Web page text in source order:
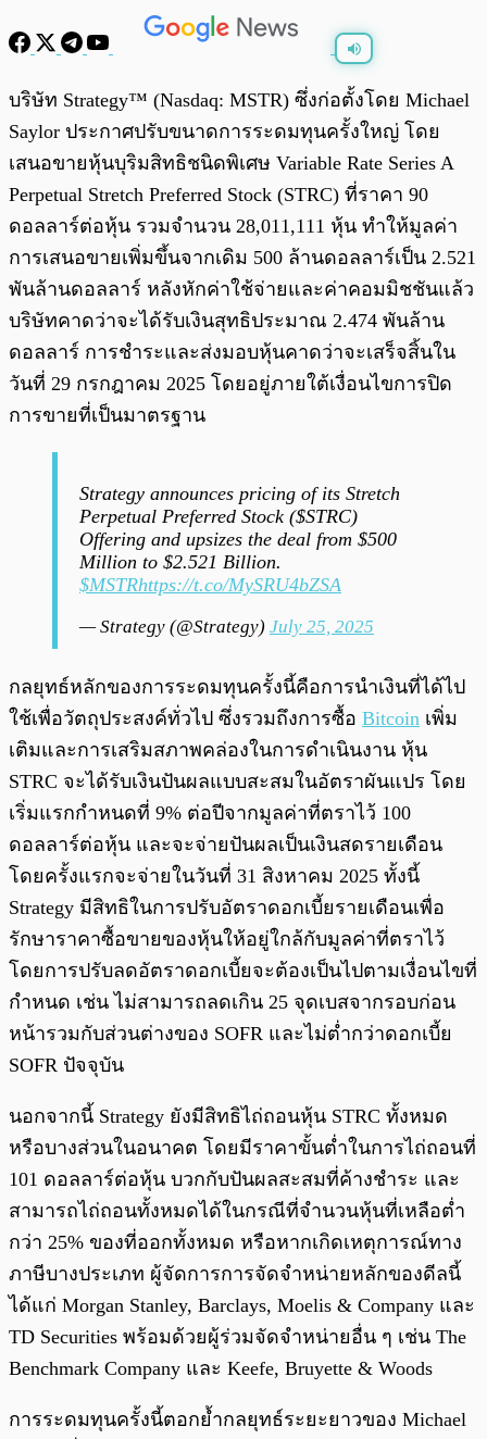
0:00
บริษัท Strategy™ (Nasdaq: MSTR) ซึ่งก่อตั้งโดย Michael
Saylor ประกาศปรับขนาดการระดมทุนครั้งใหญ่ โดย
เสนอขายหุ้นบุริมสิทธิชนิดพิเศษ Variable Rate Series A
Perpetual Stretch Preferred Stock (STRC) ที่ราคา 90
ดอลลาร์ต่อหุ้น รวมจำนวน 28,011,111 หุ้น ทำให้มูลค่า
การเสนอขายเพิ่มขึ้นจากเดิม 500 ล้านดอลลาร์เป็น 2.521
พันล้านดอลลาร์ หลังหักค่าใช้จ่ายและค่าคอมมิชชันแล้ว
บริษัทคาดว่าจะได้รับเงินสุทธิประมาณ 2.474 พันล้าน
ดอลลาร์ การชำระและส่งมอบหุ้นคาดว่าจะเสร็จสิ้นใน
วันที่ 29 กรกฎาคม 2025 โดยอยู่ภายใต้เงื่อนไขการปิด
การขายที่เป็นมาตรฐาน
Strategy announces pricing of its Stretch
Perpetual Preferred Stock ($STRC)
Offering and upsizes the deal from $500
Million to $2.521 Billion.
$MSTRhttps://t.co/MySRU4bZSA
— Strategy (@Strategy) July 25, 2025
กลยุทธ์หลักของการระดมทุนครั้งนี้คือการนำเงินที่ได้ไป
ใช้เพื่อวัตถุประสงค์ทั่วไป ซึ่งรวมถึงการซื้อ Bitcoin เพิ่ม
เติมและการเสริมสภาพคล่องในการดำเนินงาน หุ้น
STRC จะได้รับเงินปันผลแบบสะสมในอัตราผันแปร โดย
เริ่มแรกกำหนดที่ 9% ต่อปีจากมูลค่าที่ตราไว้ 100
ดอลลาร์ต่อหุ้น และจะจ่ายปันผลเป็นเงินสดรายเดือน
โดยครั้งแรกจะจ่ายในวันที่ 31 สิงหาคม 2025 ทั้งนี้
Strategy มีสิทธิในการปรับอัตราดอกเบี้ยรายเดือนเพื่อ
รักษาราคาซื้อขายของหุ้นให้อยู่ใกล้กับมูลค่าที่ตราไว้
โดยการปรับลดอัตราดอกเบี้ยจะต้องเป็นไปตามเงื่อนไขที่
กำหนด เช่น ไม่สามารถลดเกิน 25 จุดเบสจากรอบก่อน
หน้ารวมกับส่วนต่างของ SOFR และไม่ต่ำกว่าดอกเบี้ย
SOFR ปัจจุบัน
นอกจากนี้ Strategy ยังมีสิทธิไถ่ถอนหุ้น STRC ทั้งหมด
หรือบางส่วนในอนาคต โดยมีราคาขั้นต่ำในการไถ่ถอนที่
101 ดอลลาร์ต่อหุ้น บวกกับปันผลสะสมที่ค้างชำระ และ
สามารถไถ่ถอนทั้งหมดได้ในกรณีที่จำนวนหุ้นที่เหลือต่ำ
กว่า 25% ของที่ออกทั้งหมด หรือหากเกิดเหตุการณ์ทาง
ภาษีบางประเภท ผู้จัดการการจัดจำหน่ายหลักของดีลนี้
ได้แก่ Morgan Stanley, Barclays, Moelis & Company และ
TD Securities พร้อมด้วยผู้ร่วมจัดจำหน่ายอื่น ๆ เช่น The
Benchmark Company และ Keefe, Bruyette & Woods
การระดมทุนครั้งนี้ตอกย้ำกลยุทธ์ระยะยาวของ Michael